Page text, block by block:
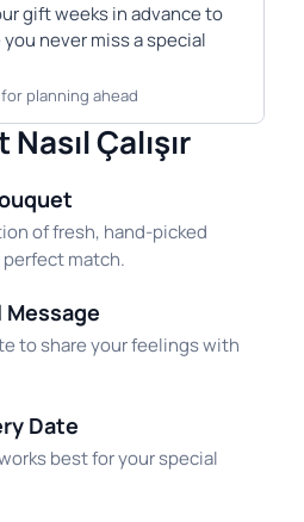
gift weeks in advance to
never miss a special
planning ahead
Çalışır
of fresh, hand-picked
match.
Message
to share your feelings with
Date
best for your special